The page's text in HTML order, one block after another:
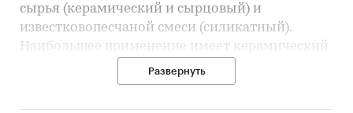
сырья (керамический и сырцовый) и
известковопесчаной смеси (силикатный).
Наибольшее применение имеет керамический
Развернуть